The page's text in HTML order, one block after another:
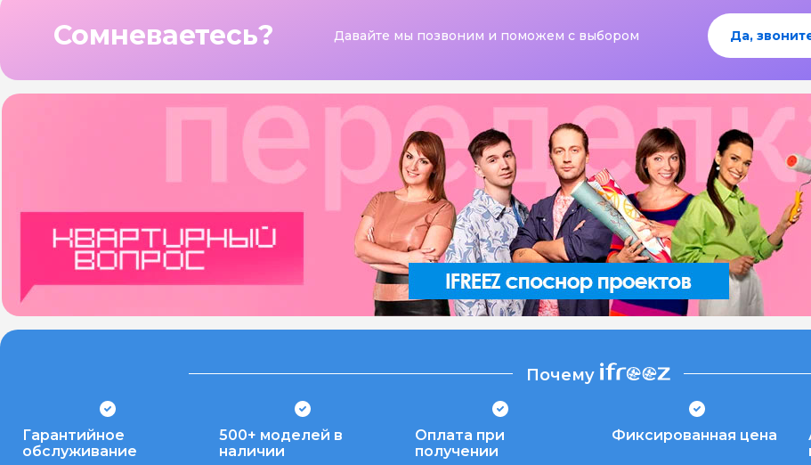
Сомневаетесь? Давайте мы позвоним и поможем с выбором Да,
Почему
Гарантийное
обслуживание
500+ моделей в
наличии
Оплата при
получении
Фиксированная цена